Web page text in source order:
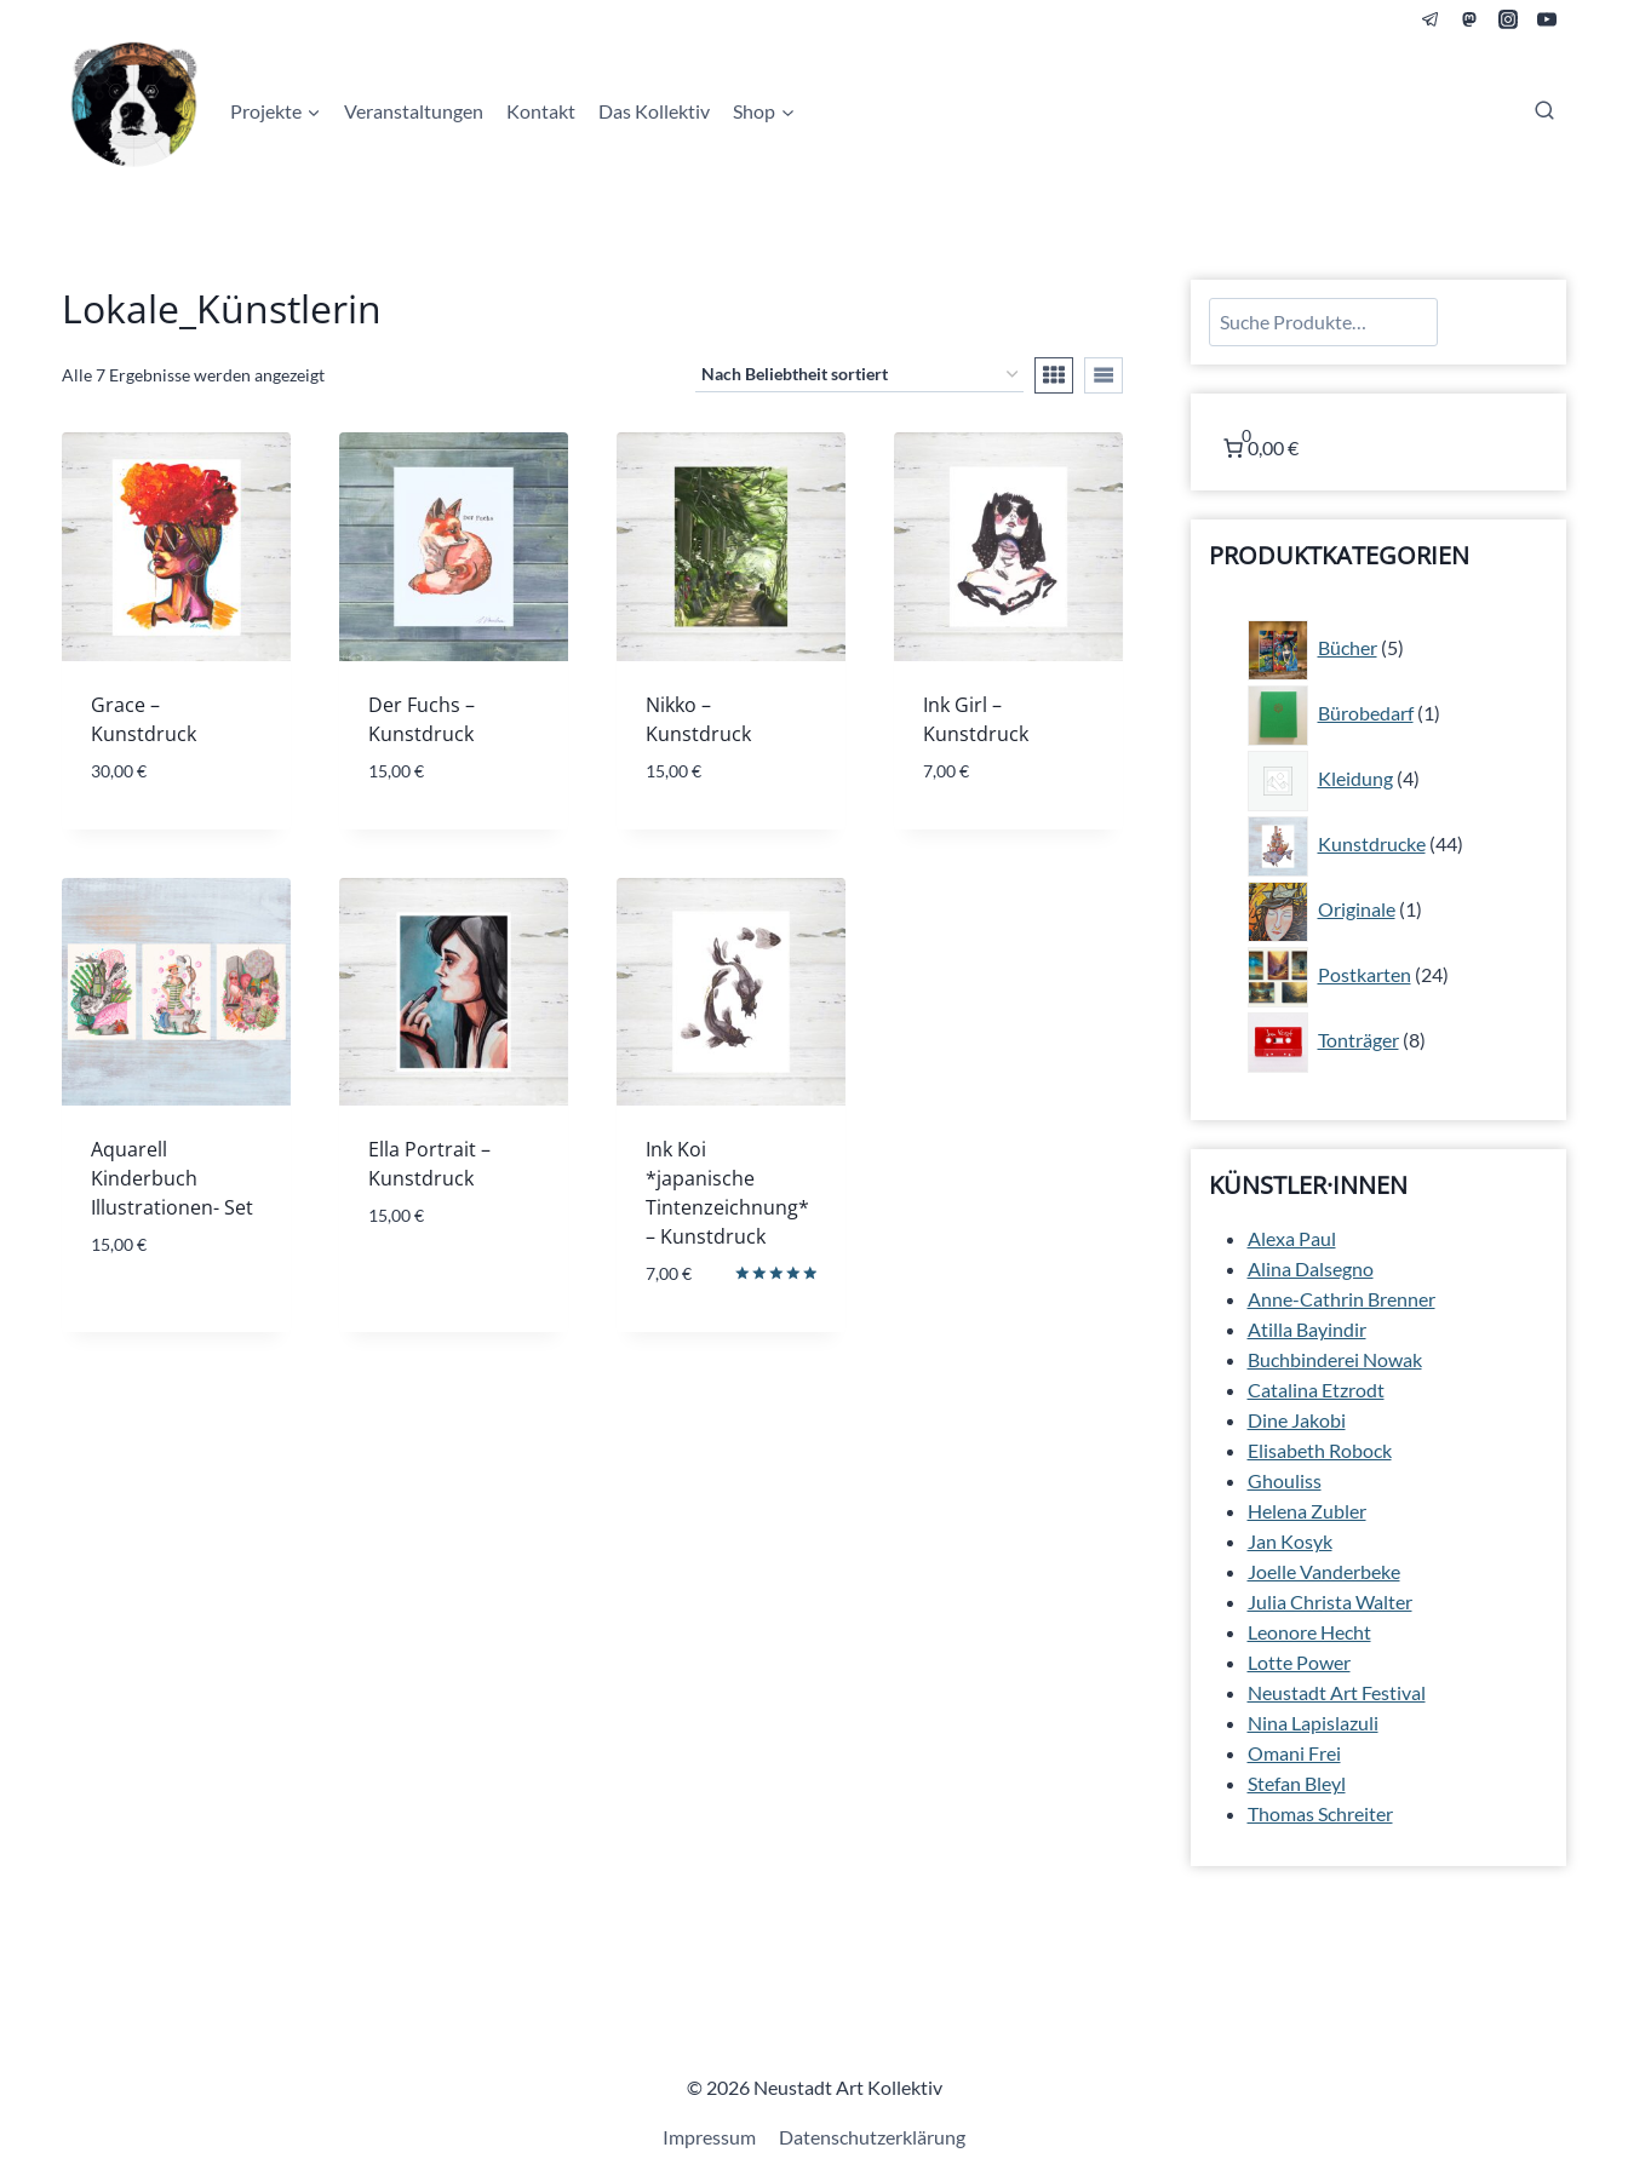
Projekte
Veranstaltungen Kontakt Das Kollektiv Shop
Lokale_Künstlerin
Alle 7 Ergebnisse werden angezeigtNach
sortiert
Grace –
Kunstdruck
30,00€
Der Fuchs –
Kunstdruck
15,00€
Nikko –
Kunstdruck
15,00€
Ink Girl –
Kunstdruck
7,00€
Aquarell
Kinderbuch
Illustrationen- Set
15,00€
Ella Portrait –
Kunstdruck
15,00€
Ink Koi
*japanische
Tintenzeichnung*
– Kunstdruck
7,00€
Suchen
0
0,00 €
PRODUKTKATEGORIEN
Bücher 5
Produkte
Bürobedarf 1
Produkt
Kleidung 4
Produkte
Kunstdrucke 44
Produkte
Originale 1
Produkt
Postkarten 24
Produkte
Tonträger 8
Produkte
KÜNSTLER·INNEN
Alexa Paul
Alina Dalsegno
Anne-Cathrin Brenner
Atilla Bayindir
Buchbinderei Nowak
Catalina Etzrodt
Dine Jakobi
Elisabeth Robock
Ghouliss
Helena Zubler
Jan Kosyk
Joelle Vanderbeke
Julia Christa Walter
Leonore Hecht
Lotte Power
Neustadt Art Festival
Nina Lapislazuli
Omani Frei
Stefan Bleyl
Thomas Schreiter
© 2026 Neustadt Art Kollektiv
Impressum Datenschutzerklärung